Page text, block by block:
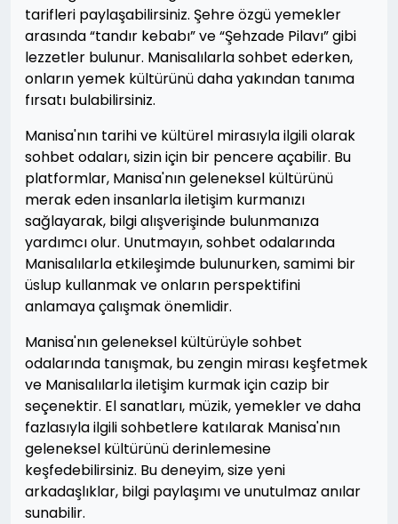
tarifleri paylaşabilirsiniz. Şehre özgü yemekler
arasında “tandır kebabı” ve “Şehzade Pilavı” gibi
lezzetler bulunur. Manisalılarla sohbet ederken,
onların yemek kültürünü daha yakından tanıma
fırsatı bulabilirsiniz.
Manisa'nın tarihi ve kültürel mirasıyla ilgili olarak
sohbet odaları, sizin için bir pencere açabilir. Bu
platformlar, Manisa'nın geleneksel kültürünü
merak eden insanlarla iletişim kurmanızı
sağlayarak, bilgi alışverişinde bulunmanıza
yardımcı olur. Unutmayın, sohbet odalarında
Manisalılarla etkileşimde bulunurken, samimi bir
üslup kullanmak ve onların perspektifini
anlamaya çalışmak önemlidir.
Manisa'nın geleneksel kültürüyle sohbet
odalarında tanışmak, bu zengin mirası keşfetmek
ve Manisalılarla iletişim kurmak için cazip bir
seçenektir. El sanatları, müzik, yemekler ve daha
fazlasıyla ilgili sohbetlere katılarak Manisa'nın
geleneksel kültürünü derinlemesine
keşfedebilirsiniz. Bu deneyim, size yeni
arkadaşlıklar, bilgi paylaşımı ve unutulmaz anılar
sunabilir.